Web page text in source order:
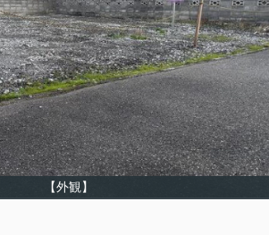
【外観】